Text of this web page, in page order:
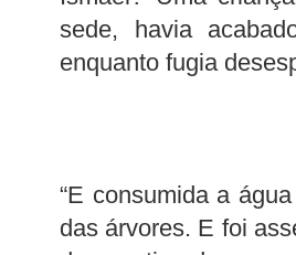
sede, havia
enquanto fugia
“E consumida a
das árvores. E foi